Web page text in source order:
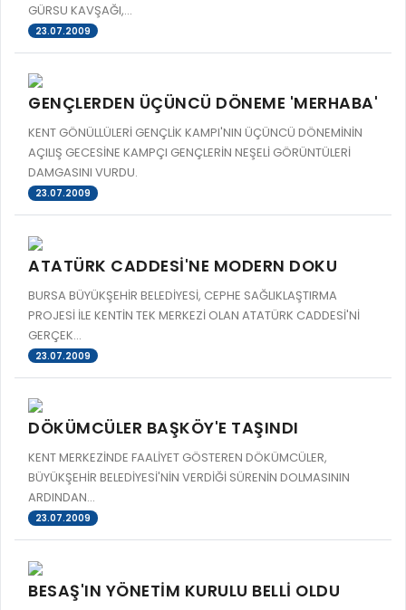
GÜRSU KAVŞAĞI,...
23.07.2009
GENÇLERDEN ÜÇÜNCÜ DÖNEME 'MERHABA'
KENT GÖNÜLLÜLERİ GENÇLİK KAMPI'NIN ÜÇÜNCÜ DÖNEMİNİN
AÇILIŞ GECESİNE KAMPÇI GENÇLERİN NEŞELİ GÖRÜNTÜLERİ
DAMGASINI VURDU.
23.07.2009
ATATÜRK CADDESİ'NE MODERN DOKU
BURSA BÜYÜKŞEHİR BELEDİYESİ, CEPHE SAĞLIKLAŞTIRMA
PROJESİ İLE KENTİN TEK MERKEZİ OLAN ATATÜRK CADDESİ'Nİ
GERÇEK...
23.07.2009
DÖKÜMCÜLER BAŞKÖY'E TAŞINDI
KENT MERKEZİNDE FAALİYET GÖSTEREN DÖKÜMCÜLER,
BÜYÜKŞEHİR BELEDİYESİ'NİN VERDİĞİ SÜRENİN DOLMASININ
ARDINDAN...
23.07.2009
BESAŞ'IN YÖNETİM KURULU BELLİ OLDU